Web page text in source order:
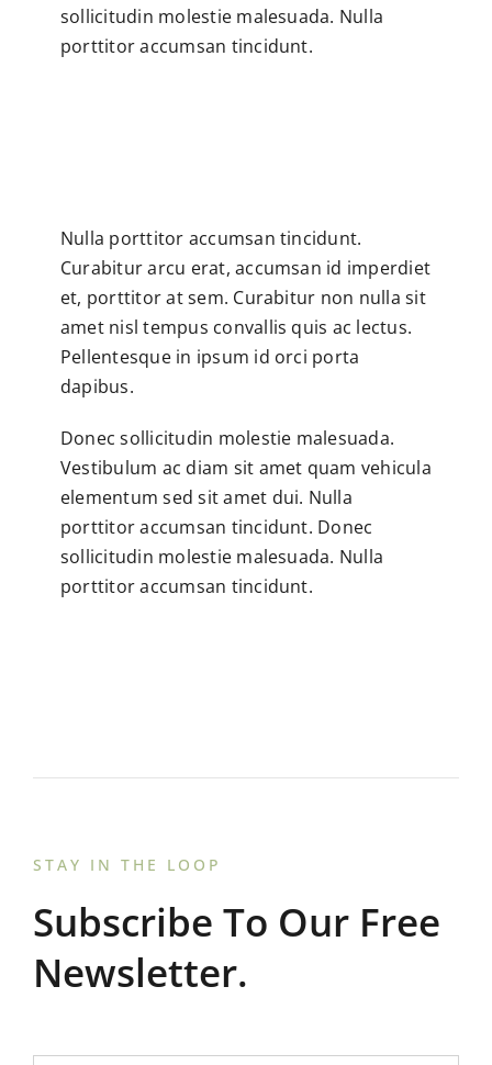
sollicitudin molestie malesuada. Nulla
porttitor accumsan tincidunt.
Nulla porttitor accumsan tincidunt.
Curabitur arcu erat, accumsan id imperdiet
et, porttitor at sem. Curabitur non nulla sit
amet nisl tempus convallis quis ac lectus.
Pellentesque in ipsum id orci porta
dapibus.
Donec sollicitudin molestie malesuada.
Vestibulum ac diam sit amet quam vehicula
elementum sed sit amet dui. Nulla
porttitor accumsan tincidunt. Donec
sollicitudin molestie malesuada. Nulla
porttitor accumsan tincidunt.
STAY IN THE LOOP
Subscribe To Our Free
Newsletter.